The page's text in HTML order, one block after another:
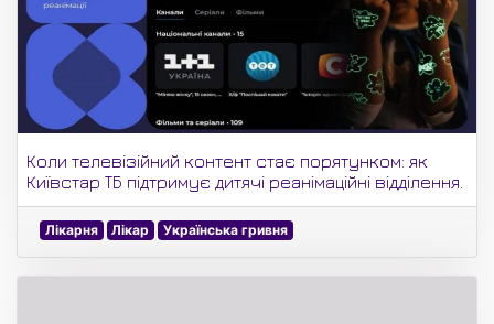
Коли телевізійний контент стає порятунком: як
Київстар ТБ підтримує дитячі реанімаційні відділення.
Лікарня Лікар Українська гривня